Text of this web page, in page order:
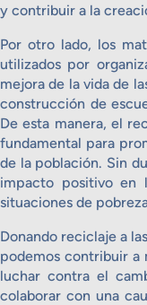
y contribuir a la
Por otro lado, los
utilizados por
mejora de la vida de
construcción de
De esta manera, el
fundamental para
de la población. Sin
impacto positivo en
situaciones de
Donando reciclaje a
podemos contribuir a
luchar contra el
colaborar con una